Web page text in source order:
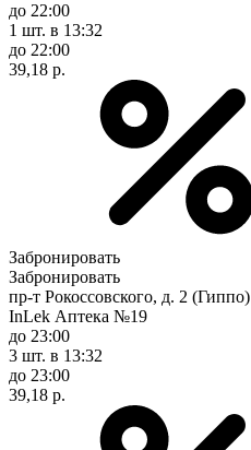
до 22:00
1 шт. в 13:32
до 22:00
39,18 р.
Забронировать
Забронировать
пр-т Рокоссовского, д. 2 (Гиппо)
InLek Аптека №19
до 23:00
3 шт. в 13:32
до 23:00
39,18 р.